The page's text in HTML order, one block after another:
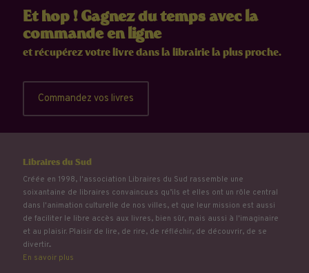
Et hop ! Gagnez du temps avec la
commande en ligne
et récupérez votre livre dans la librairie la plus proche.
Commandez vos livres
Libraires du Sud
Créée en 1998, l'association Libraires du Sud rassemble une
soixantaine de libraires convaincu.e.s qu’ils et elles ont un rôle central
dans l'animation culturelle de nos villes, et que leur mission est aussi
de faciliter le libre accès aux livres, bien sûr, mais aussi à l'imaginaire
et au plaisir. Plaisir de lire, de rire, de réfléchir, de découvrir, de se
divertir...
En savoir plus